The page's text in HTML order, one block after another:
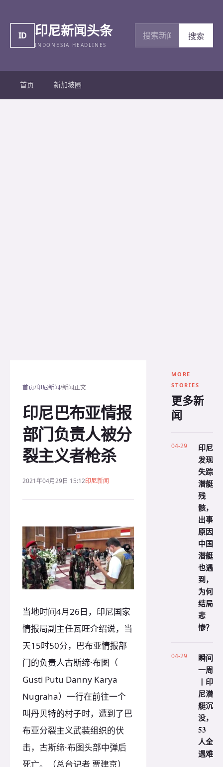
ID 印尼新闻头条
INDONESIA HEADLINES
搜索新闻
搜索
首页 新加坡圈
首页/印尼新闻/新闻正文
印尼巴布亚情报
部门负责人被分
裂主义者枪杀
2021年04月29日 15:12印尼新闻
当地时间4月26日，印尼国家
情报局副主任瓦旺介绍说，当
天15时50分，巴布亚情报部
门的负责人古斯缔·布图（
Gusti Putu Danny Karya
Nugraha）一行在前往一个
叫丹贝特的村子时，遭到了巴
布亚分裂主义武装组织的伏
击，古斯缔·布图头部中弹后
死亡。（总台记者 贾建京）
MORE
STORIES
更多新
闻
04-29
印尼
发现
失踪
潜艇
残
骸，
出事
原因
中国
潜艇
也遇
到，
为何
结局
悲
惨？
04-29
瞬间
一周
丨印
尼潜
艇沉
没，
53
人全
遇难